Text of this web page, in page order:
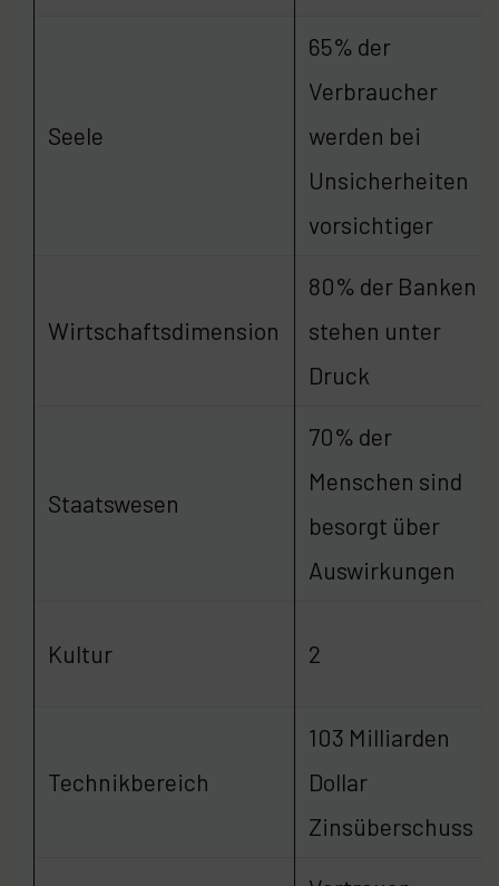
Seele
65% der
Verbraucher
werden bei
Unsicherheiten
vorsichtiger
Wirtschaftsdimension
80% der Banken
stehen unter
Druck
Staatswesen
70% der
Menschen sind
besorgt über
Auswirkungen
Kultur 2
Technikbereich
103 Milliarden
Dollar
Zinsüberschuss